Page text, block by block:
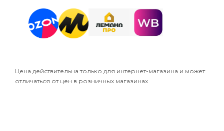
Цена действительна только для интернет-магазина и может
отличаться от цен в розничных магазинах